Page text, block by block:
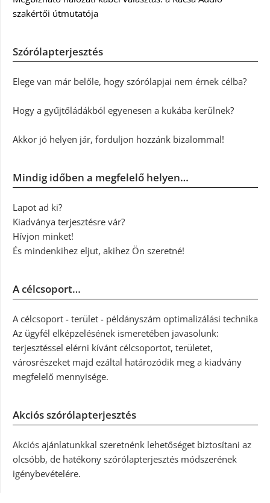
szakértői útmutatója
Szórólapterjesztés
Elege van már belőle, hogy szórólapjai nem érnek célba?
Hogy a gyűjtőládákból egyenesen a kukába kerülnek?
Akkor jó helyen jár, forduljon hozzánk bizalommal!
Mindig időben a megfelelő helyen…
Lapot ad ki?
Kiadványa terjesztésre vár?
Hívjon minket!
És mindenkihez eljut, akihez Ön szeretné!
A célcsoport…
A célcsoport - terület - példányszám optimalizálási technika
Az ügyfél elképzelésének ismeretében javasolunk:
terjesztéssel elérni kívánt célcsoportot, területet,
városrészeket majd ezáltal határozódik meg a kiadvány
megfelelő mennyisége.
Akciós szórólapterjesztés
Akciós ajánlatunkkal szeretnénk lehetőséget biztosítani az
olcsóbb, de hatékony szórólapterjesztés módszerének
igénybevételére.